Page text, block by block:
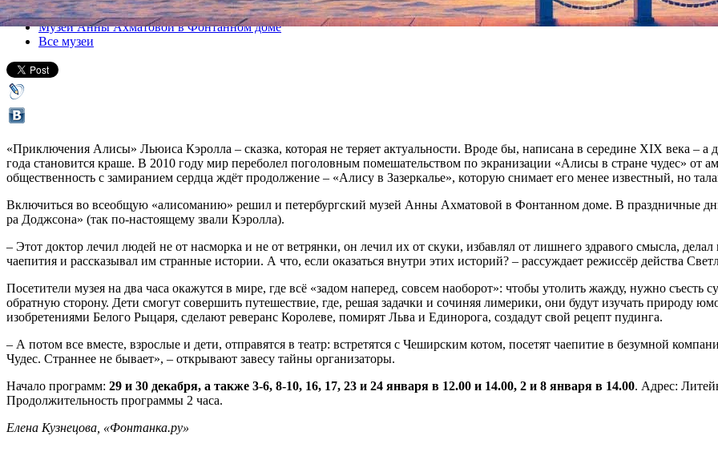
Музей Анны Ахматовой в Фонтанном доме
Все музеи
«Приключения Алисы» Льюиса Кэролла – сказка, которая не теряет актуальности. Вроде бы, написана в середине XIX века –
года становится краше. В 2010 году мир переболел поголовным помешательством по экранизации «Алисы в стране чудес» от
общественность с замиранием сердца ждёт продолжение – «Алису в Зазеркалье», которую снимает его менее известный, но
Включиться во всеобщую «алисоманию» решил и петербургский музей Анны Ахматовой в Фонтанном доме. В праздничные
ра Доджсона» (так по-настоящему звали Кэролла).
– Этот доктор лечил людей не от насморка и не от ветрянки, он лечил их от скуки, избавлял от лишнего здравого смысла,
чаепития и рассказывал им странные истории. А что, если оказаться внутри этих историй? – рассуждает режиссёр действа
Посетители музея на два часа окажутся в мире, где всё «задом наперед, совсем наоборот»: чтобы утолить жажду, нужно съесть
обратную сторону. Дети смогут совершить путешествие, где, решая задачки и сочиняя лимерики, они будут изучать природу
изобретениями Белого Рыцаря, сделают реверанс Королеве, помирят Льва и Единорога, создадут свой рецепт пудинга.
– А потом все вместе, взрослые и дети, отправятся в театр: встретятся с Чеширским котом, посетят чаепитие в безумной
Чудес. Страннее не бывает», – открывают завесу тайны организаторы.
Начало программ: 29 и 30 декабря, а также 3-6, 8-10, 16, 17, 23 и 24 января в 12.00 и 14.00, 2 и 8 января в 14.00. Адрес:
Продолжительность программы 2 часа.
Елена Кузнецова, «Фонтанка.ру»